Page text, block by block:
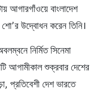
আগারগাঁওয়ে বাংলাদেশ
শো’র উদ্বোধন করেন তিনি।
নির্মিত সিনেমা
আগামীকাল শুক্রবার দেশের
প্রতিবেশী দেশ ভারতে